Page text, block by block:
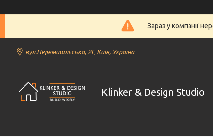
Зараз у компанії
вул.Перемишльська, 2Г, Київ, Україна
Klinker & Design Studio